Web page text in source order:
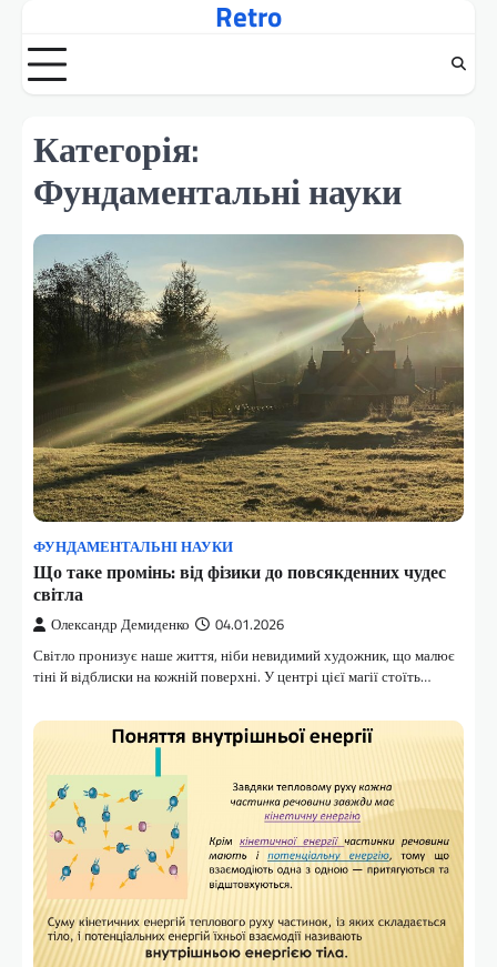
вмісту
Retro
Категорія:
Фундаментальні науки
ФУНДАМЕНТАЛЬНІ НАУКИ
Що таке промінь: від фізики до повсякденних чудес
світла
Олександр Демиденко 04.01.2026
Світло пронизує наше життя, ніби невидимий художник, що малює
тіні й відблиски на кожній поверхні. У центрі цієї магії стоїть…